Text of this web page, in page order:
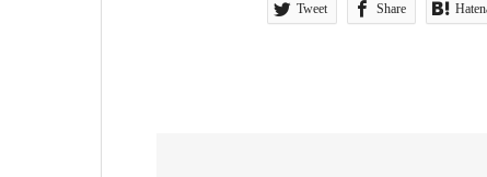
Tweet Share